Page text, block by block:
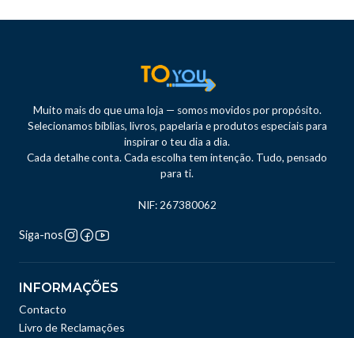
Muito mais do que uma loja — somos movidos por propósito.
Selecionamos bíblias, livros, papelaria e produtos especiais para
inspirar o teu dia a dia.
Cada detalhe conta. Cada escolha tem intenção. Tudo, pensado
para ti.
NIF: 267380062
Siga-nos
INFORMAÇÕES
Contacto
Livro de Reclamações